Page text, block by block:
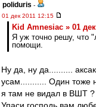
poliduris -
01 дек 2011 12:15
Kid Amnesiac » 01
Я уж точно решу, что
помощи.
Ну да, ну да..........
усам........... Один тоже
я там не видал в ВШТ